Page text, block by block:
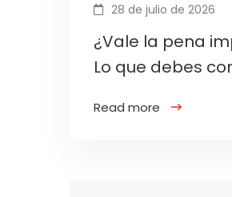
28 de julio de 2026
¿Vale la pena
Lo que debes
Read more